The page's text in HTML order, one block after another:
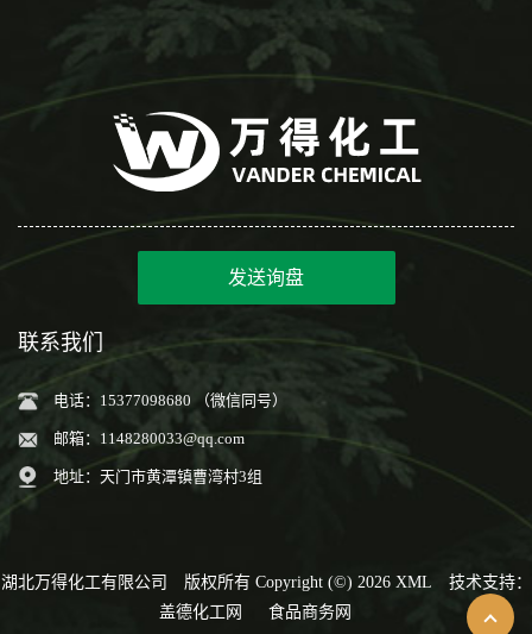
发送询盘
联系我们
电话：15377098680 （微信同号）
邮箱： 1148280033@qq.com
地址：天门市黄潭镇曹湾村3组
湖北万得化工有限公司 版权所有 Copyright (©) 2026 XML
技术支持：
盖德化工网
食品商务网